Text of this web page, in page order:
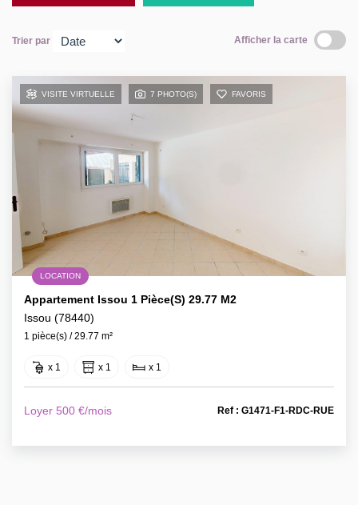
Trier par Afficher la carte
VISITE VIRTUELLE 7 PHOTO(S) FAVORIS
LOCATION
Appartement Issou 1 Pièce(s) 29.77 M2
Issou (78440)
1 pièce(s) / 29.77 m²
x 1 x 1 x 1
Loyer 500 €/mois Ref : G1471-F1-RDC-RUE